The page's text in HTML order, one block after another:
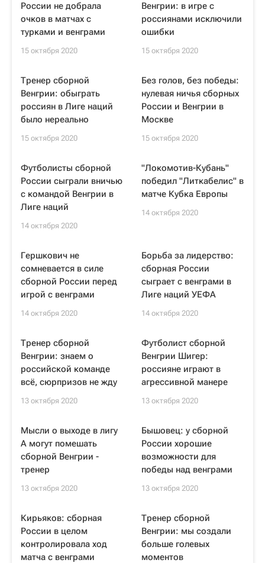
России не добрала
очков в матчах с
турками и венграми
15 октября 2020
Венгрии: в игре с
россиянами исключили
ошибки
15 октября 2020
Тренер сборной
Венгрии: обыграть
россиян в Лиге наций
было нереально
15 октября 2020
Без голов, без победы:
нулевая ничья сборных
России и Венгрии в
Москве
15 октября 2020
Футболисты сборной
России сыграли вничью
с командой Венгрии в
Лиге наций
14 октября 2020
"Локомотив-Кубань"
победил "Литкабелис" в
матче Кубка Европы
14 октября 2020
Гершкович не
сомневается в силе
сборной России перед
игрой с венграми
14 октября 2020
Борьба за лидерство:
сборная России
сыграет с венграми в
Лиге наций УЕФА
14 октября 2020
Тренер сборной
Венгрии: знаем о
российской команде
всё, сюрпризов не жду
13 октября 2020
Футболист сборной
Венгрии Шигер:
россияне играют в
агрессивной манере
13 октября 2020
Мысли о выходе в лигу
А могут помешать
сборной Венгрии -
тренер
13 октября 2020
Бышовец: у сборной
России хорошие
возможности для
победы над венграми
13 октября 2020
Кирьяков: сборная
России в целом
контролировала ход
матча с венграми
Тренер сборной
Венгрии: мы создали
больше голевых
моментов